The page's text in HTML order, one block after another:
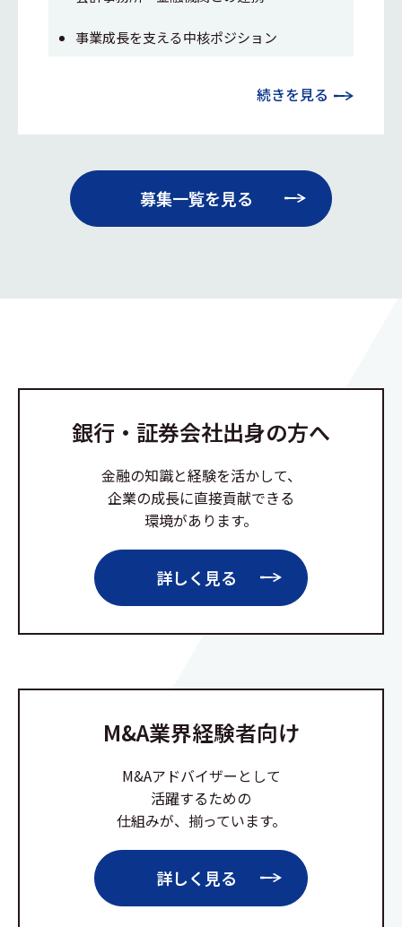
事業成長を支える中核ポジション
続きを見る
募集一覧を見る
銀行・証券会社出身の方へ
金融の知識と経験を活かして、
企業の成長に直接貢献できる
環境があります。
詳しく見る
M&A業界経験者向け
M&Aアドバイザーとして
活躍するための
仕組みが、揃っています。
詳しく見る